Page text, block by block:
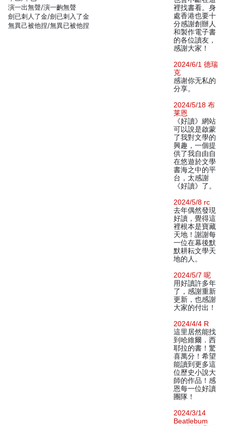
演一出無聲/演一齣無聲
劍已刺人了金/劍已刺入了金
無異己被他捏/無異已被他捏
裡找書看。身
處香港也要十
分感謝創辦人
和製作電子書
的各位讀友，
感謝大家！
2024/6/1 德瑞
克
感谢你无私的
分享。
2024/5/18 布
莱恩
《好讀》網站
可以說是啟蒙
了我對文學的
興趣，一個提
供了我自由自
在悠遊於文學
書海之中的平
台，太感謝
《好讀》了。
2024/5/8 rc
去年偶然發現
好讀，覺得這
裡根本是寶藏
天地！謝謝每
一位在幕後默
默耕耘文學天
地的人。
2024/5/7 呢
用好讀許多年
了，感謝重新
更新，也感謝
大家的付出！
2024/4/4 R
這里居然能找
到哈維爾．西
耶拉的書！驚
喜萬分！希望
能讀到更多這
位歷史小說大
師的作品！感
恩每一位好讀
團隊！
2024/3/14
Beatlebum